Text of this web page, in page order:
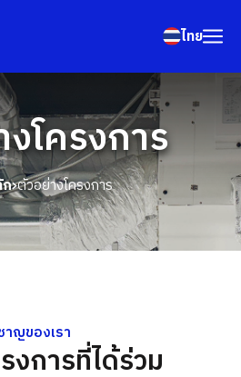
ไทย
โครงการ
ตัวอย่างโครงการ
าญของเรา
งการที่ได้ร่วม